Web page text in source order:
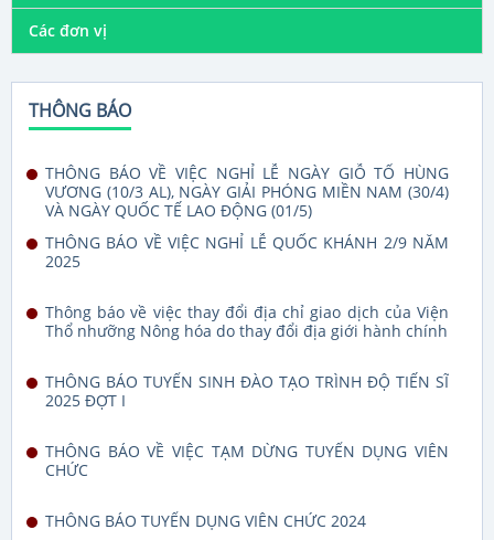
Các đơn vị
THÔNG BÁO
THÔNG BÁO VỀ VIỆC NGHỈ LỄ NGÀY GIỖ TỔ HÙNG
VƯƠNG (10/3 AL), NGÀY GIẢI PHÓNG MIỀN NAM (30/4)
VÀ NGÀY QUỐC TẾ LAO ĐỘNG (01/5)
THÔNG BÁO VỀ VIỆC NGHỈ LỄ QUỐC KHÁNH 2/9 NĂM
2025
Thông báo về việc thay đổi địa chỉ giao dịch của Viện
Thổ nhưỡng Nông hóa do thay đổi địa giới hành chính
THÔNG BÁO TUYỂN SINH ĐÀO TẠO TRÌNH ĐỘ TIẾN SĨ
2025 ĐỢT I
THÔNG BÁO VỀ VIỆC TẠM DỪNG TUYỂN DỤNG VIÊN
CHỨC
THÔNG BÁO TUYỂN DỤNG VIÊN CHỨC 2024